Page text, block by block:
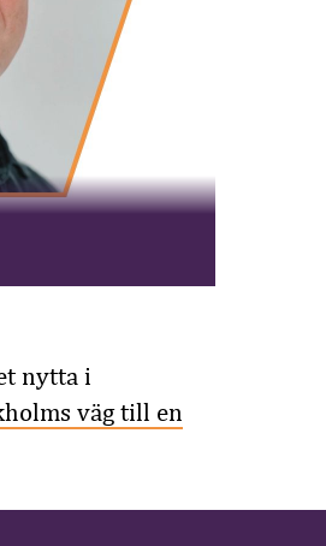
nytta i
väg till en